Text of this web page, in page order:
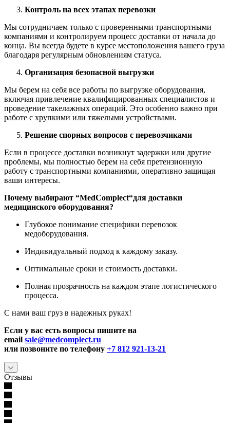
Контроль на всех этапах перевозки
Мы сотрудничаем только с проверенными транспортными
компаниями и контролируем процесс доставки от начала до
конца. Вы всегда будете в курсе местоположения вашего груза
благодаря регулярным обновлениям статуса.
Организация безопасной выгрузки
Мы берем на себя все работы по выгрузке оборудования,
включая привлечение квалифицированных специалистов и
проведение такелажных операций. Это особенно важно при
работе с хрупкими или тяжелыми устройствами.
Решение спорных вопросов с перевозчиками
Если в процессе доставки возникнут задержки или другие
проблемы, мы полностью берем на себя претензионную
работу с транспортными компаниями, оперативно защищая
ваши интересы.
Почему выбирают “MedComplect“для доставки
медицинского оборудования?
Глубокое понимание специфики перевозок
медоборудования.
Индивидуальный подход к каждому заказу.
Оптимальные сроки и стоимость доставки.
Полная прозрачность на каждом этапе логистического
процесса.
С нами ваш груз в надежных руках!
Если у вас есть вопросы пишите на
email sale@medcomplect.ru
или позвоните по телефону +7 812 921-13-21
Отзывы